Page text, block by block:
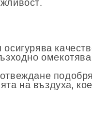
на въздуха,